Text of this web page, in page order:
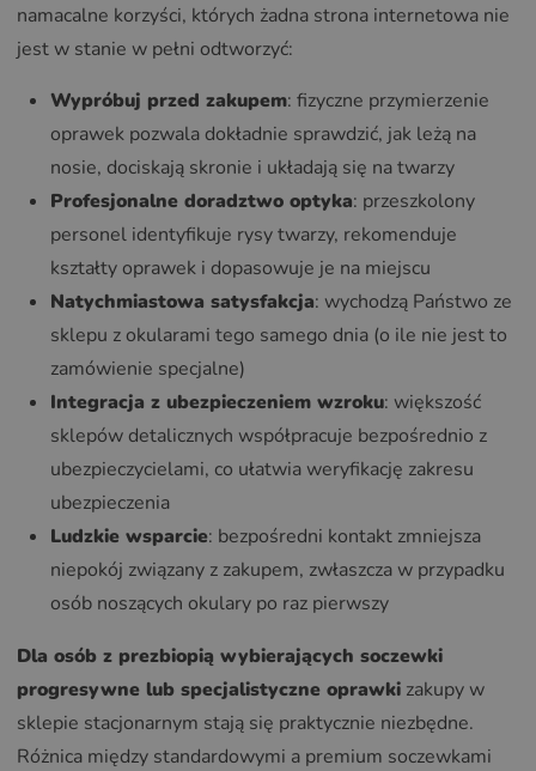
namacalne korzyści, których żadna strona internetowa nie
jest w stanie w pełni odtworzyć:
Wypróbuj przed zakupem: fizyczne przymierzenie
oprawek pozwala dokładnie sprawdzić, jak leżą na
nosie, dociskają skronie i układają się na twarzy
Profesjonalne doradztwo optyka: przeszkolony
personel identyfikuje rysy twarzy, rekomenduje
kształty oprawek i dopasowuje je na miejscu
Natychmiastowa satysfakcja: wychodzą Państwo ze
sklepu z okularami tego samego dnia (o ile nie jest to
zamówienie specjalne)
Integracja z ubezpieczeniem wzroku: większość
sklepów detalicznych współpracuje bezpośrednio z
ubezpieczycielami, co ułatwia weryfikację zakresu
ubezpieczenia
Ludzkie wsparcie: bezpośredni kontakt zmniejsza
niepokój związany z zakupem, zwłaszcza w przypadku
osób noszących okulary po raz pierwszy
Dla osób z prezbiopią wybierających soczewki
progresywne lub specjalistyczne oprawki zakupy w
sklepie stacjonarnym stają się praktycznie niezbędne.
Różnica między standardowymi a premium soczewkami